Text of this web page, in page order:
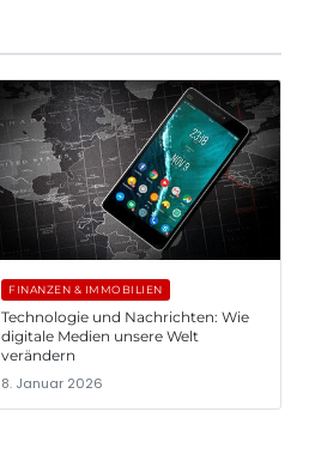
FINANZEN & IMMOBILIEN
Technologie und Nachrichten: Wie
digitale Medien unsere Welt
verändern
8. Januar 2026